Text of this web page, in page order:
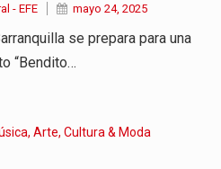
edición…
- EFE mayo 24, 2025
se prepara para una
“Bendito…
Arte, Cultura & Moda